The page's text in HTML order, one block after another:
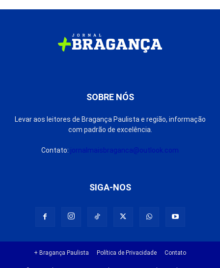
SOBRE NÓS
Levar aos leitores de Bragança Paulista e região, informação
com padrão de excelência.
Contato: jornalmaisbraganca@outlook.com
SIGA-NOS
+ Bragança Paulista Política de Privacidade Contato